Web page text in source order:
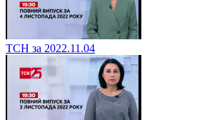
ТСН за 2022.11.04